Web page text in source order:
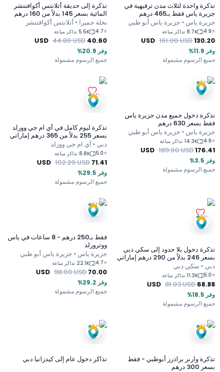
تذكرة واحدة لثلاث مدن ترفيهية في
جزيرة ياس فقط بـ465 درهم
جزيرة ياس • جزيرة ياس أبو ظبي
⭐
4.9 8.7K تذاكر مباعة
130.20
USD 161.00USD
جميع الرسوم مشمولة
وفر 11.9%
تذكرة إلى حديقة أتلانتس أكوافنتشر
المائية بسعر 145 بدلاً من 160 درهم
إماراتي
نخلة جميرا • أتلانتس أكوافنتشر
⭐
4.7 5.5K تذاكر مباعة
40.60
USD 44.80USD
جميع الرسوم مشمولة
وفر 20.9%
تذكرة دخول جميع مدن جزيرة ياس
فقط بسعر 630 درهم
جزيرة ياس • جزيرة ياس أبو ظبي
⭐
4.9 14.3K تذاكر مباعة
176.41
USD 189.00USD
جميع الرسوم مشمولة
وفر 3.5%
تذكرة ليوم كامل في أي ام جي وورلد
بسعر 255 بدلاً من 365 درهم إماراتي
دبي • أي ام جي وورلد
⭐
5.0 8.8K تذاكر مباعة
71.41
USD 102.20USD
جميع الرسوم مشمولة
وفر 29.5%
تذكرة دخول بلا حدود إلى سكي دبي
بسعر 246 بدلاً من 290 درهم إماراتي
دبي • سكي دبي
⭐
5.0 11.3K تذاكر مباعة
68.88
USD 81.03USD
جميع الرسوم مشمولة
وفر 18.5%
فقط بـ250 درهم - 8 ساعات في ياس
ووترورلد
جزيرة ياس • جزيرة ياس أبو ظبي
⭐
4.7 22.1K تذاكر مباعة
70.00
USD 98.00USD
جميع الرسوم مشمولة
وفر 29.2%
تذكرة وارنر براذرز أبوظبي - فقط
بسعر 300 درهم
تذاكر دخول عام إلى كيدزانيا دبي